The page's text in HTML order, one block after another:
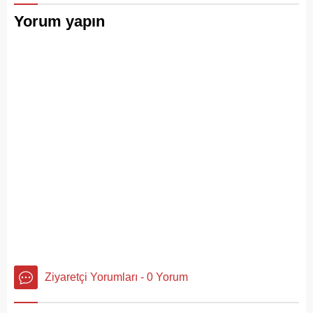
yetiştirilen yüzlerce sülün,
Yorum yapın
Ziyaretçi Yorumları - 0 Yorum